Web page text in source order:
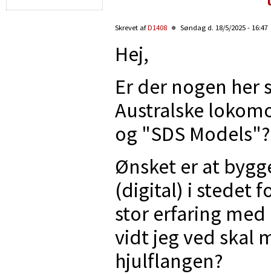
Skrevet afD1408 Søndag d. 18/5/2025 - 16:47
Hej,
Er der nogen
Australske
og "SDS Models"?
Ønsket er at
(digital) i stedet
stor erfaring
vidt jeg ved skal
hjulflangen?